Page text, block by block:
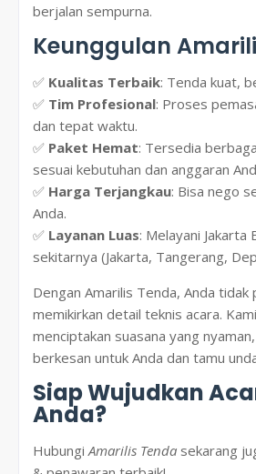
berjalan sempurna.
Keunggulan
✅ Kualitas Terbaik: Tenda kuat,
✅ Tim Profesional: Proses
dan tepat waktu.
✅ Paket Hemat: Tersedia
sesuai kebutuhan dan anggaran
✅ Harga Terjangkau: Bisa nego
Anda.
✅ Layanan Luas: Melayani Jakarta
sekitarnya (Jakarta, Tangerang,
Dengan Amarilis Tenda, Anda
memikirkan detail teknis acara.
menciptakan suasana yang
berkesan untuk Anda dan tamu
Siap Wujudkan
Anda?
Hubungi Amarilis Tenda sekarang